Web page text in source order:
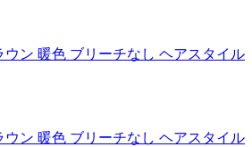
ン 暖色 ブリーチなし ヘアスタイル
ン 暖色 ブリーチなし ヘアスタイル